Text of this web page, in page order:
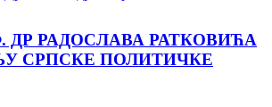
ДР РАДОСЛАВА РАТКОВИЋА
СРПСКЕ ПОЛИТИЧКЕ